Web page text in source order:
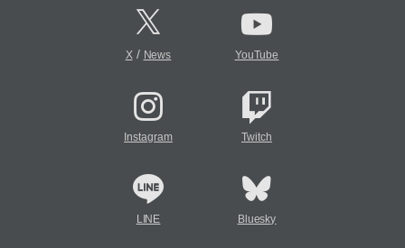
X/ News YouTube
Instagram Twitch
LINE Bluesky